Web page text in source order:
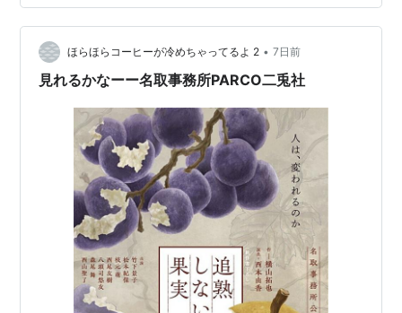
〜沖縄・最後の医介輔〜」（2010年12月9日、読売
TBS開局60周年記念企画 南極大陸（2011年10月 - 12
月、TBS） - 氷室晴彦 役
塚原卜伝（2011年10月 - 11月、NHK BSプレミアム）
- 主演・塚原新右衛門 （卜伝） 役
リーガル・ハイ（2012年4月 - 6月、フジテレビ） -
主演・古美門研介 役
大奥〜誕生［有功・家光篇］（2012年10月 - 12月、
TBS） - 主演・万里小路有功 役
リーガル・ハイ スペシャル（2013年4月13日、フジ
テレビ） - 主演・古美門研介 役
半沢直樹（2013年7月 - 9月、TBS） - 主演・半沢直
げてくれるよホント。 ただ原画では描いてたこだわりの
下唇に力が入った描写は抜けてるんだよなあ。 ちなみに
先週から始まった「VIVANT」の第11話、私はまだ観てな
かったりして(^^;) ついでに前に鉛筆書きを載せたキ…
ほらほらコーヒーが冷めちゃってるよ 2 • 7日前
見れるかなーー名取事務所PARCO二兎社